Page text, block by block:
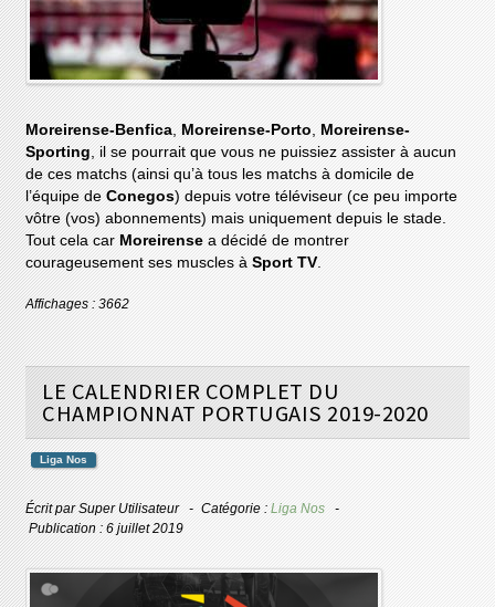
Moreirense-Benfica, Moreirense-Porto, Moreirense-
Sporting, il se pourrait que vous ne puissiez assister à aucun
de ces matchs (ainsi qu’à tous les matchs à domicile de
l’équipe deConegos) depuis votre téléviseur (ce peu importe
vôtre (vos) abonnements) mais uniquement depuis le stade.
Tout cela car Moreirense a décidé de montrer
courageusement ses muscles àSport TV.
Affichages : 3662
LE CALENDRIER COMPLET DU
CHAMPIONNAT PORTUGAIS 2019-2020
Liga Nos
Écrit parSuper Utilisateur Catégorie :Liga Nos
Publication : 6 juillet 2019